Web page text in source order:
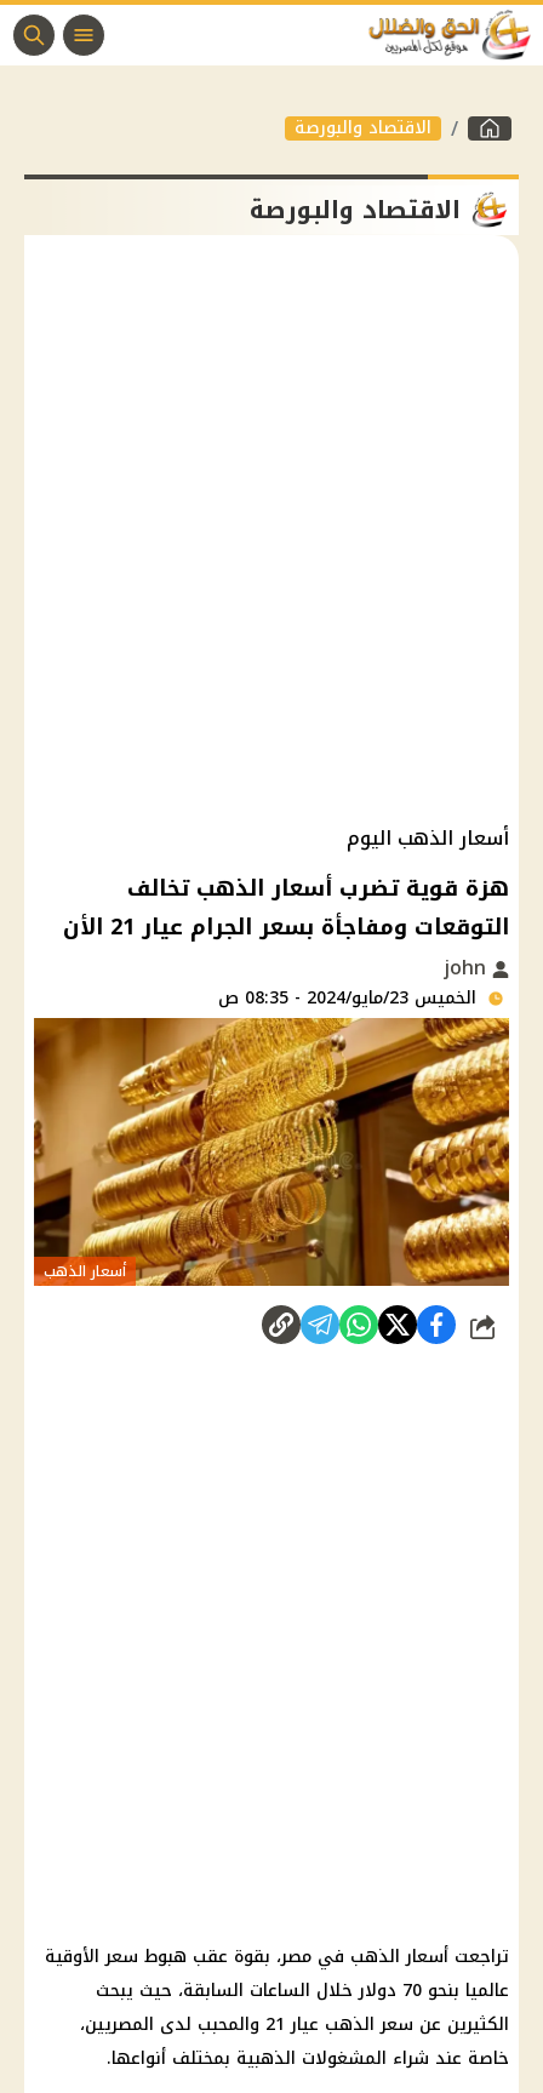
الاقتصاد والبورصة
الاقتصاد والبورصة
أسعار الذهب اليوم
هزة قوية تضرب أسعار الذهب تخالف
التوقعات ومفاجأة بسعر الجرام عيار 21 الأن
الخميس 23/مايو/2024 - 08:35 ص
أسعار الذهب
شارك
تراجعت أسعار الذهب في مصر، بقوة عقب هبوط سعر الأوقية
عالميا بنحو 70
دولارخلال الساعات السابقة، حيث يبحث
الكثيرين عن سعر الذهب عيار 21
والمحبب لدى المصريين،
خاصة عند شراء المشغولات الذهبية بمختلف أنواعها.